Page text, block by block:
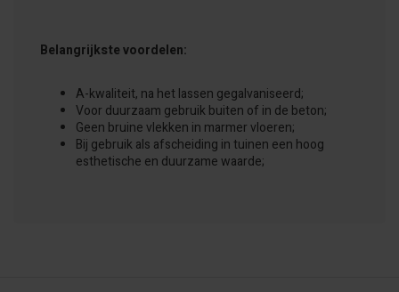
Belangrijkste voordelen:
A-kwaliteit, na het lassen gegalvaniseerd;
Voor duurzaam gebruik buiten of in de beton;
Geen bruine vlekken in marmer vloeren;
Bij gebruik als afscheiding in tuinen een hoog
esthetische en duurzame waarde;